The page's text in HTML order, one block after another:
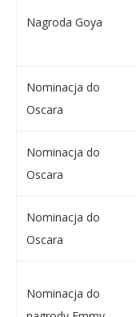
Nagroda Goya
Nominacja do
Oscara
Nominacja do
Oscara
Nominacja do
Oscara
Nominacja do